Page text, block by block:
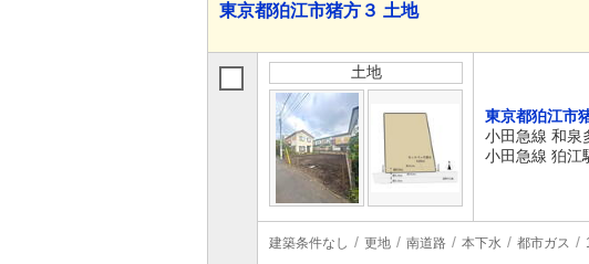
東京都狛江市猪方３ 土地
土地
東京都狛江市
小田急線 和泉
小田急線 狛江
建築条件なし 更地 南道路 本下水 都市ガス